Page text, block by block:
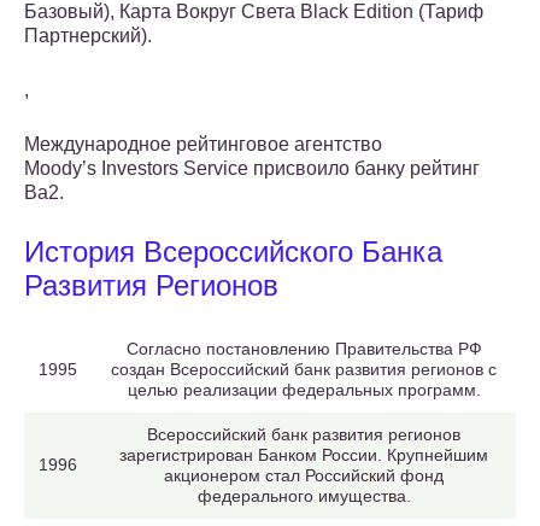
Базовый), Карта Вокруг Света Black Edition (Тариф
Партнерский).
,
Международное рейтинговое агентство
Moody’s Investors Service присвоило банку рейтинг
Ba2.
История Всероссийского Банка
Развития Регионов
1995
Согласно постановлению Правительства РФ
создан Всероссийский банк развития регионов с
целью реализации федеральных программ.
1996
Всероссийский банк развития регионов
зарегистрирован Банком России. Крупнейшим
акционером стал Российский фонд
федерального имущества.